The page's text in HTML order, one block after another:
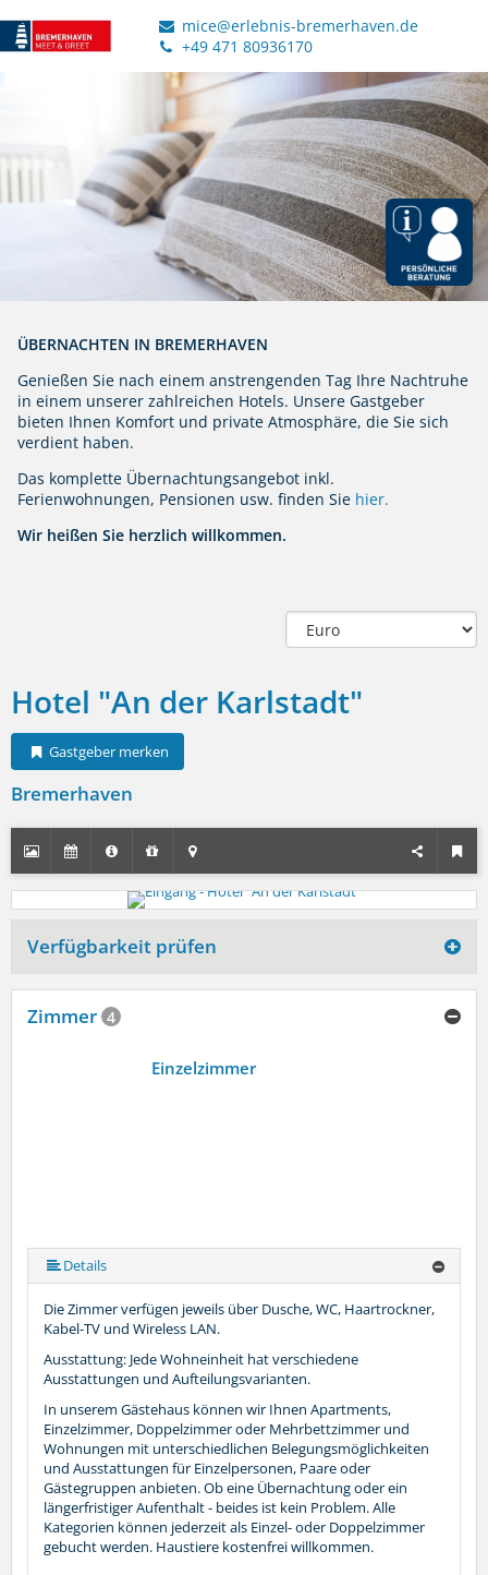
mice@erlebnis-bremerhaven.de
+49 471 80936170
ÜBERNACHTEN IN BREMERHAVEN
Genießen Sie nach einem anstrengenden Tag Ihre Nachtruhe
in einem unserer zahlreichen Hotels. Unsere Gastgeber
bieten Ihnen Komfort und private Atmosphäre, die Sie sich
verdient haben.
Das komplette Übernachtungsangebot inkl.
Ferienwohnungen, Pensionen usw. finden Sie hier.
Wir heißen Sie herzlich willkommen.
Hotel "An der Karlstadt"
Gastgeber merken
Bremerhaven
Verfügbarkeit prüfen
Zimmer 4
Einzelzimmer
Details
Die Zimmer verfügen jeweils über Dusche, WC, Haartrockner,
Kabel-TV und Wireless LAN.
Ausstattung: Jede Wohneinheit hat verschiedene
Ausstattungen und Aufteilungsvarianten.
In unserem Gästehaus können wir Ihnen Apartments,
Einzelzimmer, Doppelzimmer oder Mehrbettzimmer und
Wohnungen mit unterschiedlichen Belegungsmöglichkeiten
und Ausstattungen für Einzelpersonen, Paare oder
Gästegruppen anbieten. Ob eine Übernachtung oder ein
längerfristiger Aufenthalt - beides ist kein Problem. Alle
Kategorien können jederzeit als Einzel- oder Doppelzimmer
gebucht werden. Haustiere kostenfrei willkommen.